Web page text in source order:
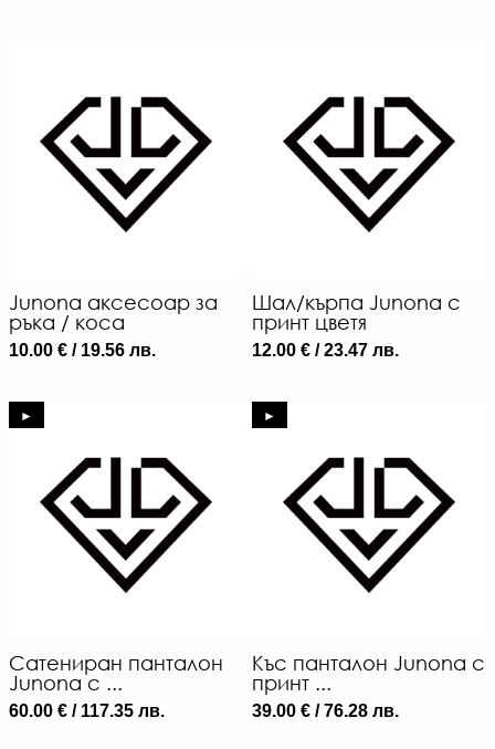
Junona aксесоар за
ръка / коса
10.00 € / 19.56 лв.
Шал/кърпа Junona с
принт цветя
12.00 € / 23.47 лв.
►
Сатениран панталон
Junona с ...
60.00 € / 117.35 лв.
►
Къс панталон Junona с
принт ...
39.00 € / 76.28 лв.